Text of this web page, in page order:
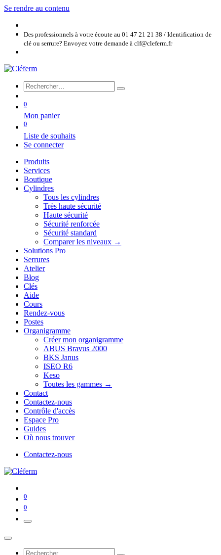
Se rendre au contenu
Des professionnels à votre écoute au 01 47 21 21 38 / Identification de
clé ou serrure? Envoyez votre demande à clf@cleferm.fr
0
Mon panier
0
Liste de souhaits
Se connecter
Produits
Services
Boutique
Cylindres
Tous les cylindres
Très haute sécurité
Haute sécurité
Sécurité renforcée
Sécurité standard
Comparer les niveaux →
Solutions Pro
Serrures
Atelier
Blog
Clés
Aide
Cours
Rendez-vous
Postes
Organigramme
Créer mon organigramme
ABUS Bravus 2000
BKS Janus
ISEO R6
Keso
Toutes les gammes →
Contact
Contactez-nous
Contrôle d'accès
Espace Pro
Guides
Où nous trouver
Contactez-nous
0
0